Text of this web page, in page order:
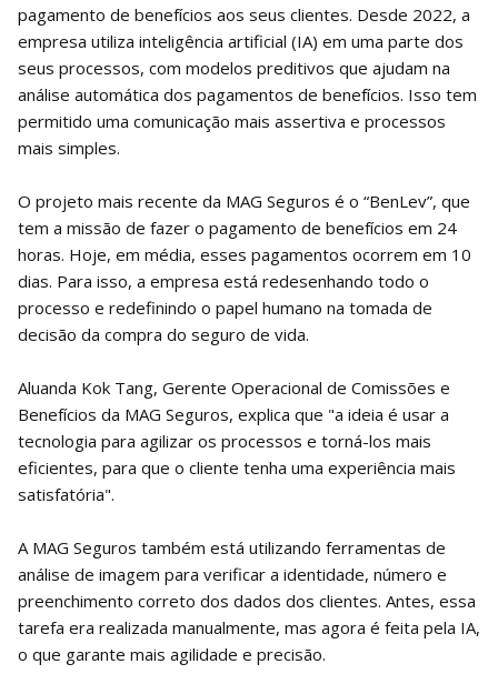
pagamento de benefícios aos seus clientes. Desde 2022, a
empresa utiliza inteligência artificial (IA) em uma parte dos
seus processos, com modelos preditivos que ajudam na
análise automática dos pagamentos de benefícios. Isso tem
permitido uma comunicação mais assertiva e processos
mais simples.
O projeto mais recente da MAG Seguros é o “BenLev”, que
tem a missão de fazer o pagamento de benefícios em 24
horas. Hoje, em média, esses pagamentos ocorrem em 10
dias. Para isso, a empresa está redesenhando todo o
processo e redefinindo o papel humano na tomada de
decisão da compra do seguro de vida.
Aluanda Kok Tang, Gerente Operacional de Comissões e
Benefícios da MAG Seguros, explica que "a ideia é usar a
tecnologia para agilizar os processos e torná-los mais
eficientes, para que o cliente tenha uma experiência mais
satisfatória".
A MAG Seguros também está utilizando ferramentas de
análise de imagem para verificar a identidade, número e
preenchimento correto dos dados dos clientes. Antes, essa
tarefa era realizada manualmente, mas agora é feita pela IA,
o que garante mais agilidade e precisão.